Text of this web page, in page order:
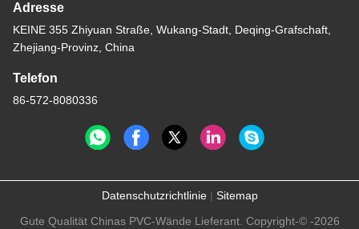
Adresse
KEINE 355 Zhiyuan Straße, Wukang-Stadt, Deqing-Grafschaft,
Zhejiang-Provinz, China
Telefon
86-572-8080336
Datenschutzrichtlinie| Sitemap
Gute Qualität Chinas PVC-Wände Lieferant. Copyright-© -2026